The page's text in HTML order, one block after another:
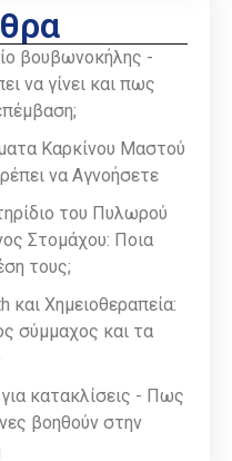
βουβωνοκήλης -
να γίνει και πως
Καρκίνου Μαστού
να Αγνοήσετε
του Πυλωρού
Στομάχου: Ποια
τους;
και Χημειοθεραπεία:
σύμμαχος και τα
κατακλίσεις - Πως
βοηθούν στην